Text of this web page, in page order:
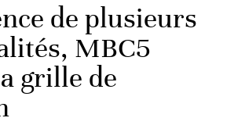
de plusieurs
MBC5
grille de